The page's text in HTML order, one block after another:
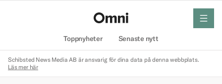
Toppnyheter Senaste nytt
meny
Schibsted News Media AB är ansvarig för dina data på denna webbplats.
Läs mer här